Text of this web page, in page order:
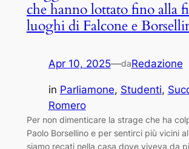
che hanno lottato fino alla
luoghi di Falcone e
Apr 10, 2025—daRedazione
in Parliamone, Studenti,
Romero
Per non dimenticare la strage che ha
Paolo Borsellino e per sentirci più vicini
siamo recati nella casa dove viveva da